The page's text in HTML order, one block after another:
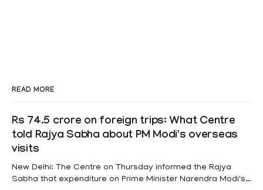
READ MORE
Rs 74.5 crore on foreign trips: What Centre
told Rajya Sabha about PM Modi's overseas
visits
New Delhi: The Centre on Thursday informed the Rajya
Sabha that expenditure on Prime Minister Narendra Modi's